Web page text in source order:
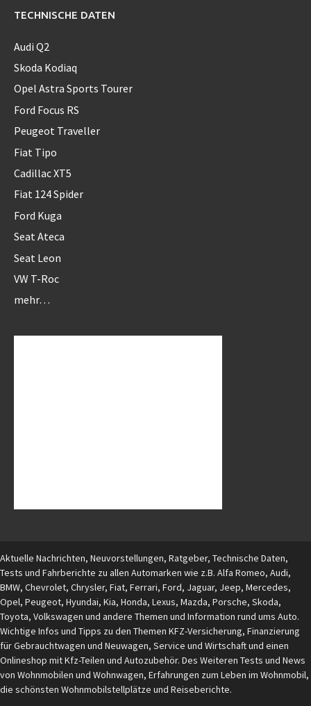
TECHNISCHE DATEN
Audi Q2
Skoda Kodiaq
Opel Astra Sports Tourer
Ford Focus RS
Peugeot Traveller
Fiat Tipo
Cadillac XT5
Fiat 124 Spider
Ford Kuga
Seat Ateca
Seat Leon
VW T-Roc
mehr…
Aktuelle Nachrichten, Neuvorstellungen, Ratgeber, Technische Daten,
Tests und Fahrberichte zu allen Automarken wie z.B. Alfa Romeo, Audi,
BMW, Chevrolet, Chrysler, Fiat, Ferrari, Ford, Jaguar, Jeep, Mercedes,
Opel, Peugeot, Hyundai, Kia, Honda, Lexus, Mazda, Porsche, Skoda,
Toyota, Volkswagen und andere Themen und Information rund ums Auto.
Wichtige Infos und Tipps zu den Themen KFZ-Versicherung, Finanzierung
für Gebrauchtwagen und Neuwagen, Service und Wirtschaft und einen
Onlineshop mit Kfz-Teilen und Autozubehör. Des Weiteren Tests und News
von Wohnmobilen und Wohnwagen, Erfahrungen zum Leben im Wohnmobil,
die schönsten Wohnmobilstellplätze und Reiseberichte.